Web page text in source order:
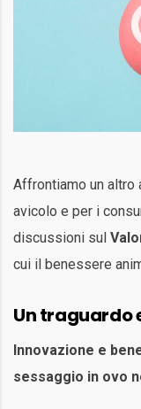
Affrontiamo un altro
avicolo e per i
discussioni sul
cui il benessere
Un traguardo
Innovazione e
sessaggio in ovo